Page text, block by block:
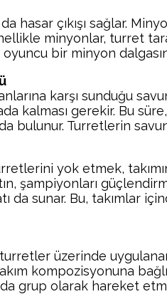
hasar çıkışı sağlar.
minyonlar, turret
bir minyon
karşı sunduğu
kalması gerekir. Bu
bulunur. Turretlerin
yok etmek,
şampiyonları
da sunar. Bu, takımlar
üzerinde
kompozisyonuna
grup olarak hareket